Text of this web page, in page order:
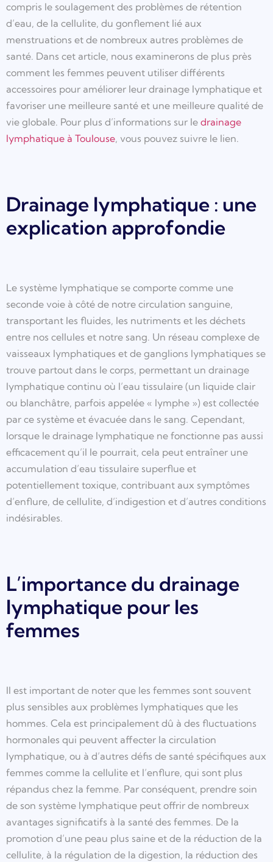
compris le soulagement des problèmes de rétention
d’eau, de la cellulite, du gonflement lié aux
menstruations et de nombreux autres problèmes de
santé. Dans cet article, nous examinerons de plus près
comment les femmes peuvent utiliser différents
accessoires pour améliorer leur drainage lymphatique et
favoriser une meilleure santé et une meilleure qualité de
vie globale. Pour plus d’informations sur le drainage
lymphatique à Toulouse, vous pouvez suivre le lien.
Drainage lymphatique : une
explication approfondie
Le système lymphatique se comporte comme une
seconde voie à côté de notre circulation sanguine,
transportant les fluides, les nutriments et les déchets
entre nos cellules et notre sang. Un réseau complexe de
vaisseaux lymphatiques et de ganglions lymphatiques se
trouve partout dans le corps, permettant un drainage
lymphatique continu où l’eau tissulaire (un liquide clair
ou blanchâtre, parfois appelée « lymphe ») est collectée
par ce système et évacuée dans le sang. Cependant,
lorsque le drainage lymphatique ne fonctionne pas aussi
efficacement qu’il le pourrait, cela peut entraîner une
accumulation d’eau tissulaire superflue et
potentiellement toxique, contribuant aux symptômes
d’enflure, de cellulite, d’indigestion et d’autres conditions
indésirables.
L’importance du drainage
lymphatique pour les
femmes
Il est important de noter que les femmes sont souvent
plus sensibles aux problèmes lymphatiques que les
hommes. Cela est principalement dû à des fluctuations
hormonales qui peuvent affecter la circulation
lymphatique, ou à d’autres défis de santé spécifiques aux
femmes comme la cellulite et l’enflure, qui sont plus
répandus chez la femme. Par conséquent, prendre soin
de son système lymphatique peut offrir de nombreux
avantages significatifs à la santé des femmes. De la
promotion d’une peau plus saine et de la réduction de la
cellulite, à la régulation de la digestion, la réduction des